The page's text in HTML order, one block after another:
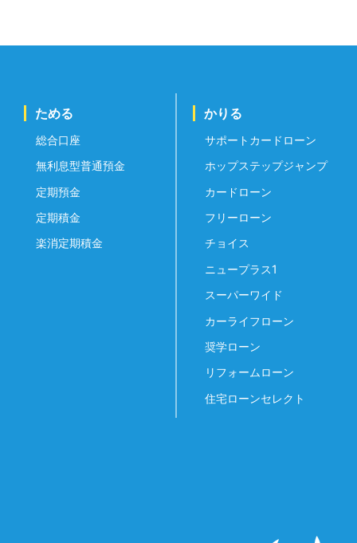
ためる
総合口座
無利息型普通預金
定期預金
定期積金
楽消定期積金
かりる
サポートカードローン
ホップステップジャンプ
カードローン
フリーローン
チョイス
ニュープラス1
スーパーワイド
カーライフローン
奨学ローン
リフォームローン
住宅ローンセレクト